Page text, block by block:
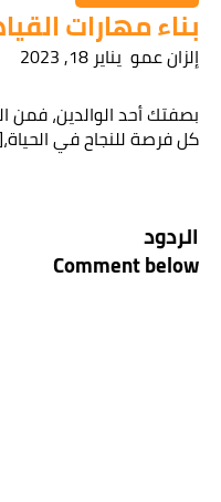
بناء مهارات
إلزان عمو يناير 18, 2023
بصفتك أحد الوالدين،
كل فرصة للنجاح في
الردود
Comment below